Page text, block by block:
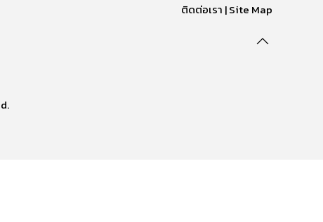
ติดต่อเรา |Site Map